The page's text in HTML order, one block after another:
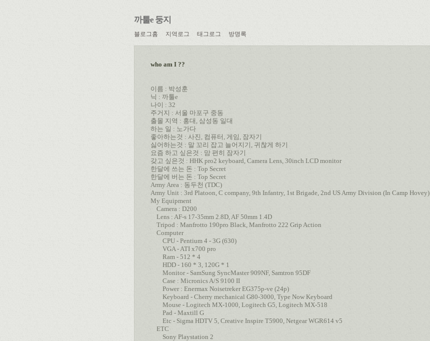
까툴e 둥지
블로그홈 지역로그 태그로그 방명록
who am I ??
이름 : 박성훈
닉 : 까툴e
나이 : 32
주거지 : 서울 마포구 중동
출몰 지역 : 홍대, 삼성동 일대
하는 일 : 노가다
좋아하는것 : 사진, 컴퓨터, 게임, 잠자기
싫어하는것 : 말 꼬리 잡고 늘어지기, 귀찮게 하기
요즘 하고 싶은것 : 맘 편히 잠자기
갖고 싶은것 : HHK pro2 keyboard, Camera Lens, 30inch LCD monitor
한달에 쓰는 돈 : Top Secret
한달에 버는 돈 : Top Secret
Army Area : 동두천 (TDC)
Army Unit : 3rd Platoon, C company, 9th Infantry, 1st Brigade, 2nd US Army Division (In Camp Hovey)
My Equipment
Camera : D200
Lens : AF-s 17-35mm 2.8D, AF 50mm 1.4D
Tripod : Manfrotto 190pro Black, Manfrotto 222 Grip Action
Computer
CPU - Pentium 4 - 3G (630)
VGA - ATI x700 pro
Ram - 512 * 4
HDD - 160 * 3, 120G * 1
Monitor - SamSung SyncMaster 909NF, Samtron 95DF
Case : Micronics A/S 9100 II
Power : Enermax Noisetreker EG375p-ve (24p)
Keyboard - Cherry mechanical G80-3000, Type Now Keyboard
Mouse - Logitech MX-1000, Logitech G5, Logitech MX-518
Pad - Maxtill G
Etc - Sigma HDTV 5, Creative Inspire T5900, Netgear WGR614 v5
ETC
Sony Playstation 2